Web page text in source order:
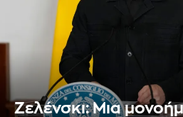
Ζελένσκι: Μια